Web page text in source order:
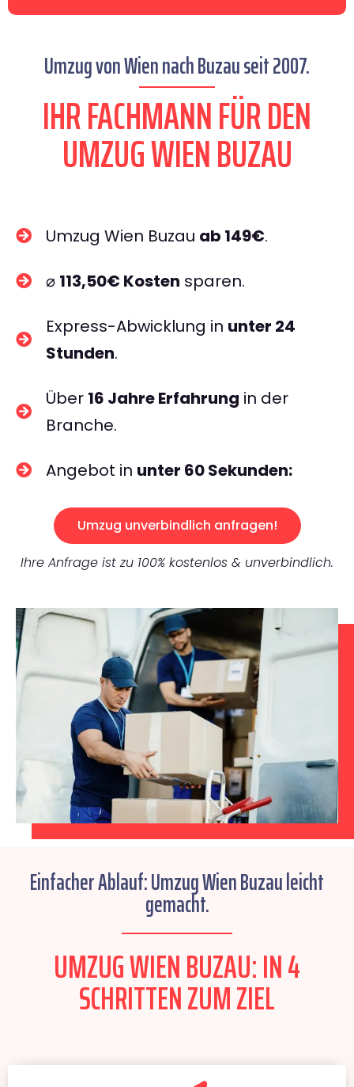
Umzug von Wien nach Buzau seit 2007.
IHR FACHMANN FÜR DEN
UMZUG WIEN BUZAU
Umzug Wien Buzau ab 149€.
⌀ 113,50€ Kosten sparen.
Express-Abwicklung in unter 24
Stunden.
Über 16 Jahre Erfahrung in der
Branche.
Angebot in unter 60 Sekunden:
Umzug unverbindlich anfragen!
Ihre Anfrage ist zu 100% kostenlos & unverbindlich.
Einfacher Ablauf: Umzug Wien Buzau leicht
gemacht.
UMZUG WIEN BUZAU: IN 4
SCHRITTEN ZUM ZIEL